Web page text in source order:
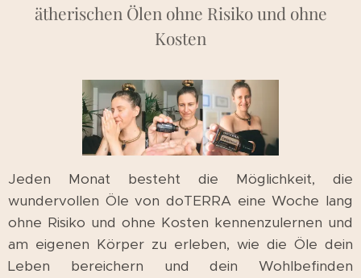
ätherischen Ölen ohne Risiko und ohne
Kosten
Jeden Monat besteht die Möglichkeit, die
wundervollen Öle von doTERRA eine Woche lang
ohne Risiko und ohne Kosten kennenzulernen und
am eigenen Körper zu erleben, wie die Öle dein
Leben bereichern und dein Wohlbefinden